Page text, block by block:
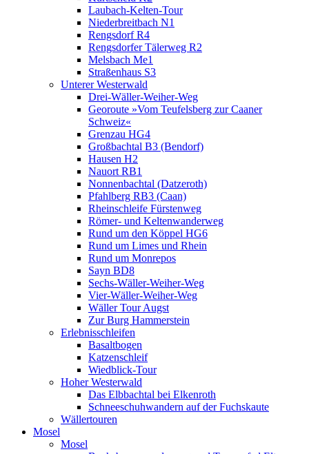
Laubach-Kelten-Tour
Niederbreitbach N1
Rengsdorf R4
Rengsdorfer Tälerweg R2
Melsbach Me1
Straßenhaus S3
Unterer Westerwald
Drei-Wäller-Weiher-Weg
Georoute »Vom Teufelsberg zur Caaner
Schweiz«
Grenzau HG4
Großbachtal B3 (Bendorf)
Hausen H2
Nauort RB1
Nonnenbachtal (Datzeroth)
Pfahlberg RB3 (Caan)
Rheinschleife Fürstenweg
Römer- und Keltenwanderweg
Rund um den Köppel HG6
Rund um Limes und Rhein
Rund um Monrepos
Sayn BD8
Sechs-Wäller-Weiher-Weg
Vier-Wäller-Weiher-Weg
Wäller Tour Augst
Zur Burg Hammerstein
Erlebnisschleifen
Basaltbogen
Katzenschleif
Wiedblick-Tour
Hoher Westerwald
Das Elbbachtal bei Elkenroth
Schneeschuhwandern auf der Fuchskaute
Wällertouren
Mosel
Mosel